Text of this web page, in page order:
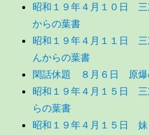
昭和１９年４月１０日
からの葉書
昭和１９年４月１１日
んからの葉書
閑話休題 ８月６日 原爆
昭和１９年４月１５日
らの葉書
昭和１９年４月１５日